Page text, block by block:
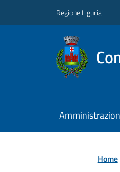
Regione Liguria
Home